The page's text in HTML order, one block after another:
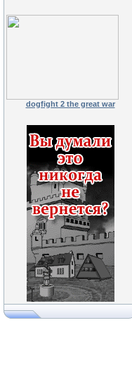
dogfight 2 the great war